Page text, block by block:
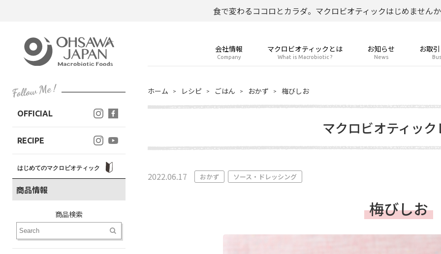
食で変わるココロとカラダ。マクロビオティックはじめません
会社情報
Company
マクロビオティックとは
What is Macrobiotic ?
お知らせ
News
お取
OFFICIAL
RECIPE
はじめてのマクロビオティック
商品情報
商品検索
ホーム レシピ ごはん おかず 梅びしお
マクロビオティック
2022.06.17 おかず ソース・ドレッシング
梅びしお